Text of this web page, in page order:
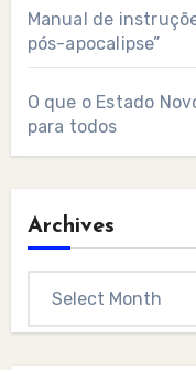
Manual de
pós-apocalipse”
O que o Estado
para todos
Archives